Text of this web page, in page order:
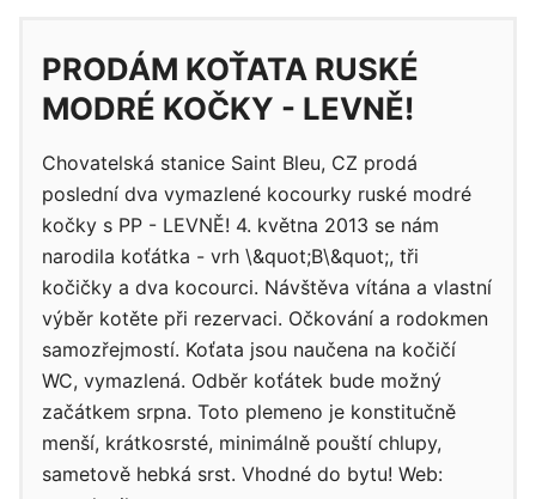
PRODÁM KOŤATA RUSKÉ
MODRÉ KOČKY - LEVNĚ!
Chovatelská stanice Saint Bleu, CZ prodá
poslední dva vymazlené kocourky ruské modré
kočky s PP - LEVNĚ! 4. května 2013 se nám
narodila koťátka - vrh \&quot;B\&quot;, tři
kočičky a dva kocourci. Návštěva vítána a vlastní
výběr kotěte při rezervaci. Očkování a rodokmen
samozřejmostí. Koťata jsou naučena na kočičí
WC, vymazlená. Odběr koťátek bude možný
začátkem srpna. Toto plemeno je konstitučně
menší, krátkosrsté, minimálně pouští chlupy,
sametově hebká srst. Vhodné do bytu! Web: